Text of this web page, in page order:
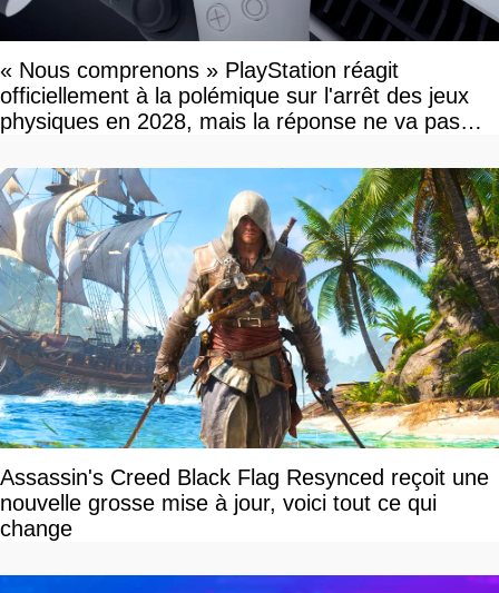
« Nous comprenons » PlayStation réagit
officiellement à la polémique sur l'arrêt des jeux
physiques en 2028, mais la réponse ne va pas
Assassin's Creed Black Flag Resynced reçoit une
nouvelle grosse mise à jour, voici tout ce qui
change